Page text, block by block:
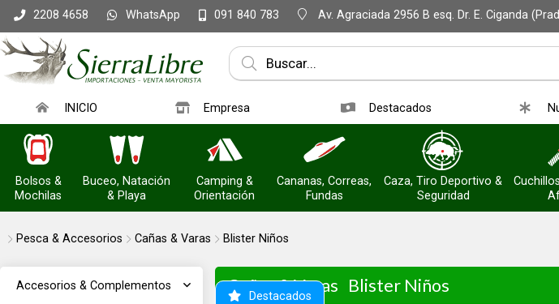
2208 4658 WhatsApp 091 840 783 Av. Agraciada 2956 B esq. Dr. E. Ciganda
INICIO Empresa Destacados
Bolsos &
Mochilas
Buceo, Natación
& Playa
Camping &
Orientación
Cananas, Correas,
Fundas
Caza, Tiro Deportivo &
Seguridad
Pesca & Accesorios Cañas & Varas Blister Niños
Accesorios & Complementos Cañas & Varas Blister Niños
Destacados